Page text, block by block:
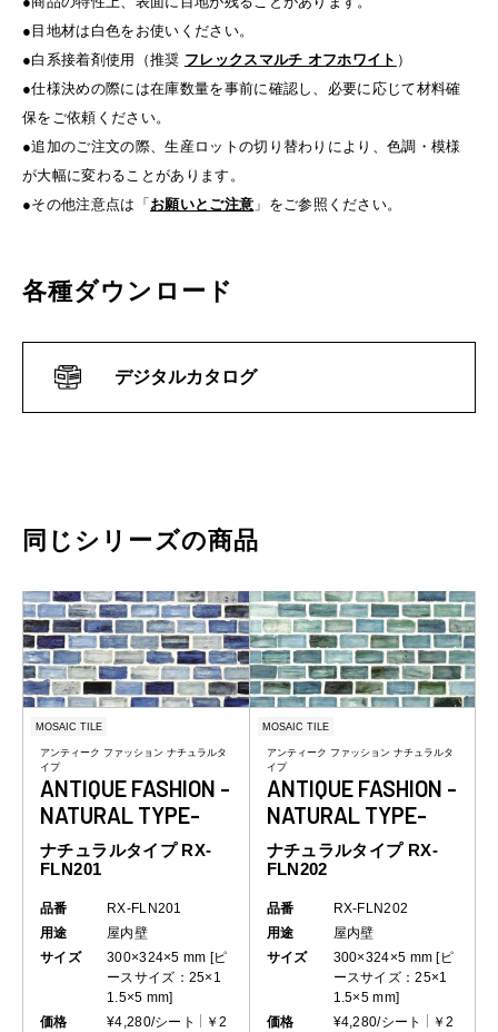
●目地材は白色をお使いください。
●白系接着剤使用（推奨 フレックスマルチ オフホワイト ）
●仕様決めの際には在庫数量を事前に確認し、必要に応じて材料確
保をご依頼ください。
●追加のご注文の際、生産ロットの切り替わりにより、色調・模様
が大幅に変わることがあります。
●その他注意点は「お願いとご注意 」をご参照ください。
各種ダウンロード
デジタルカタログ
同じシリーズの商品
MOSAIC TILE
アンティーク ファッション ナチュラルタ
イプ
ANTIQUE FASHION -
NATURAL TYPE-
ナチュラルタイプ RX-
FLN201
品番
RX-FLN201
用途
屋内壁
サイズ
300×324×5 mm [ピ
ースサイズ：25×1
1.5×5 mm]
価格
¥4,280/シート
￥2
MOSAIC TILE
アンティーク ファッション ナチュラルタ
イプ
ANTIQUE FASHION -
NATURAL TYPE-
ナチュラルタイプ RX-
FLN202
品番
RX-FLN202
用途
屋内壁
サイズ
300×324×5 mm [ピ
ースサイズ：25×1
1.5×5 mm]
価格
¥4,280/シート
￥2